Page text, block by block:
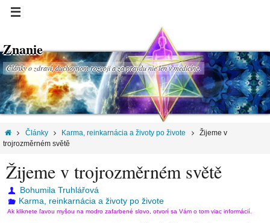
Znanie
Články o zdraví, duchovnom rozvoji a za pravdu nie len v medicíne.
Články Karma, reinkarnácia a životy po živote
Žijeme v
trojrozměrném světě
Žijeme v trojrozměrném světě
Bohumila Truhlářová
Karma, reinkarnácia a životy po živote
Ak kliknete ľavou myšou na modro zafarbené slovo, otvorí sa Vám o tom viac informácií.